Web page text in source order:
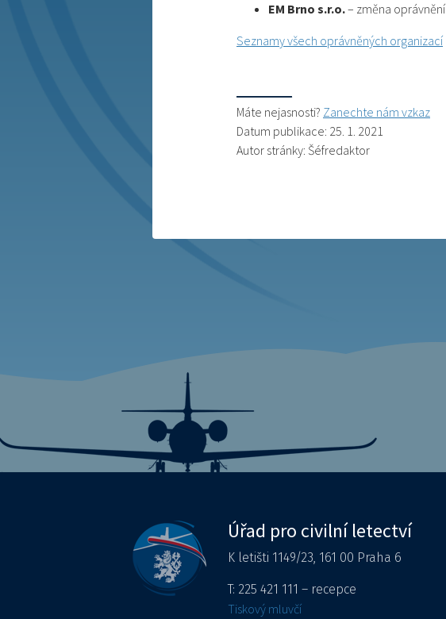
EM Brno s.r.o.– změna oprávnění
Seznamy všech oprávněných organizací
Máte nejasnosti? Zanechte nám vzkaz
Datum publikace: 25. 1. 2021
Autor stránky: Šéfredaktor
Úřad pro civilní letectví
K letišti 1149/23, 161 00 Praha 6
T: 225 421 111 – recepce
Tiskový mluvčí